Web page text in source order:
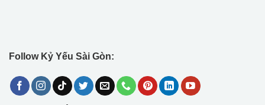
Follow Kỷ Yếu Sài Gòn: